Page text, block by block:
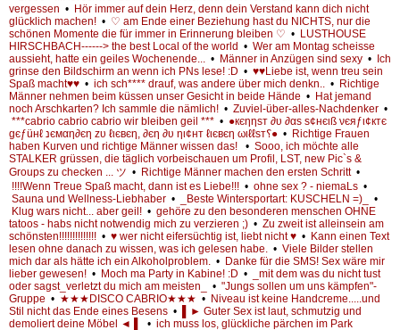
vergessen • Hör immer auf dein Herz, denn dein Verstand kann dich nicht
glücklich machen! • ♡ am Ende einer Beziehung hast du NICHTS, nur die
schönen Momente die für immer in Erinnerung bleiben ♡ • LUSTHOUSE
HIRSCHBACH------> the best Local of the world • Wer am Montag scheisse
aussieht, hatte ein geiles Wochenende...
• Männer in Anzügen sind sexy • Ich
grinse den Bildschirm an wenn ich PNs lese! :D • ♥♥Liebe ist, wenn treu sein
Spaß macht♥♥ • ich sch**** drauf, was andere über mich denkn.. • Richtige
Männer nehmen beim küssen unser Gesicht in beide Hände • Hat jemand
noch Arschkarten? Ich sammle die nämlich! • Zuviel-über-alles-Nachdenker •
***cabrio cabrio cabrio wir bleiben geil *** • ●кєηηѕт ∂υ ∂αѕ ѕ¢нєιß νєяƒι¢ктє
gєƒüнℓ נємαη∂єη zυ ℓιєвєη, ∂єη ∂υ ηι¢нт ℓιєвєη ωιℓℓѕт؟● • Richtige Frauen
haben Kurven und richtige Männer wissen das!
• Sooo, ich möchte alle
STALKER grüssen, die täglich vorbeischauen um Profil, LST, new Pic`s &
Groups zu checken ... ツ • Richtige Männer machen den ersten Schritt •
!!!!Wenn Treue Spaß macht, dann ist es Liebe!!! • ohne sex ? - niemaLs •
Sauna und Wellness-Liebhaber • _Beste Wintersportart: KUSCHELN =)_
•
Klug wars nicht... aber geil! • gehöre zu den besonderen menschen OHNE
tatoos - habs nicht notwendig mich zu verzieren ;) • Zu zweit ist alleinsein am
schönsten!!!!!!!!!!!!!! • ♥ wer nicht eifersüchtig ist, liebt nicht ♥ • Kann einen Text
lesen ohne danach zu wissen, was ich gelesen habe.
• Viele Bilder stellen
mich dar als hätte ich ein Alkoholproblem.
• Danke für die SMS! Sex wäre mir
lieber gewesen! • Moch ma Party in Kabine! :D •
_mit dem was du nicht tust
oder sagst_verletzt du mich am meisten_
• "Jungs sollen um uns kämpfen"-
Gruppe • ★★★DISCO CABRIO★★★ • Niveau ist keine Handcreme.....und
Stil nicht das Ende eines Besens •
▌► Guter Sex ist laut, schmutzig und
demoliert deine Möbel ◄ ▌
• ich muss los, glückliche pärchen im Park